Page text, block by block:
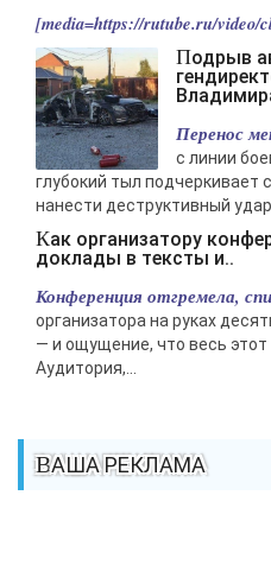
[media=https://rutube.ru/video/
Подрыв автомобиля
Перенос
с линии
глубокий тыл подчеркивает
нанести деструктивный
Как организатору конференции превратить
доклады в тексты и..
Конференция отгремела,
организатора на руках
— и ощущение, что весь этот
Аудитория,...
ВАША РЕКЛАМА